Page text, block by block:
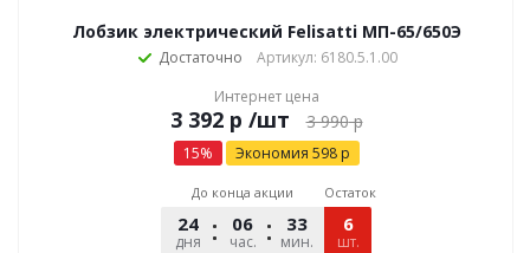
Лобзик электрический Felisatti МП-65/650Э
Достаточно
Артикул: 6180.5.1.00
Интернет цена
р /шт 3 990р
15% Экономия 598р
До конца акции
24
дня
06
час.
33
мин.
41
сек.
Остаток
6
шт.